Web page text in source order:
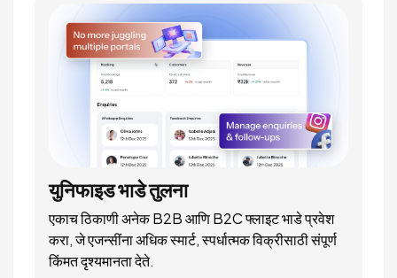
युनिफाइड भाडे तुलना
एकाच ठिकाणी अनेक B2B आणि B2C फ्लाइट भाडे प्रवेश
करा, जे एजन्सींना अधिक स्मार्ट, स्पर्धात्मक विक्रीसाठी संपूर्ण
किंमत दृश्यमानता देते.